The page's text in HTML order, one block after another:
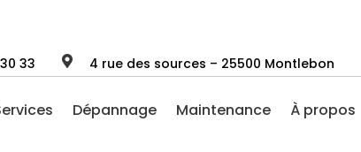
33  4 rue des sources – 25500 Montlebon
Dépannage Maintenance À propos